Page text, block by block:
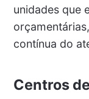
unidades que
contínua do
Centros